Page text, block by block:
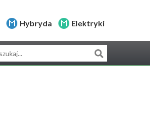
Hybryda Elektryki